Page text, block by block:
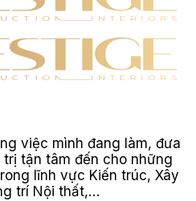
việc mình đang làm, đưa
tận tâm đến cho những
lĩnh vực Kiến trúc, Xây
trí Nội thất,…